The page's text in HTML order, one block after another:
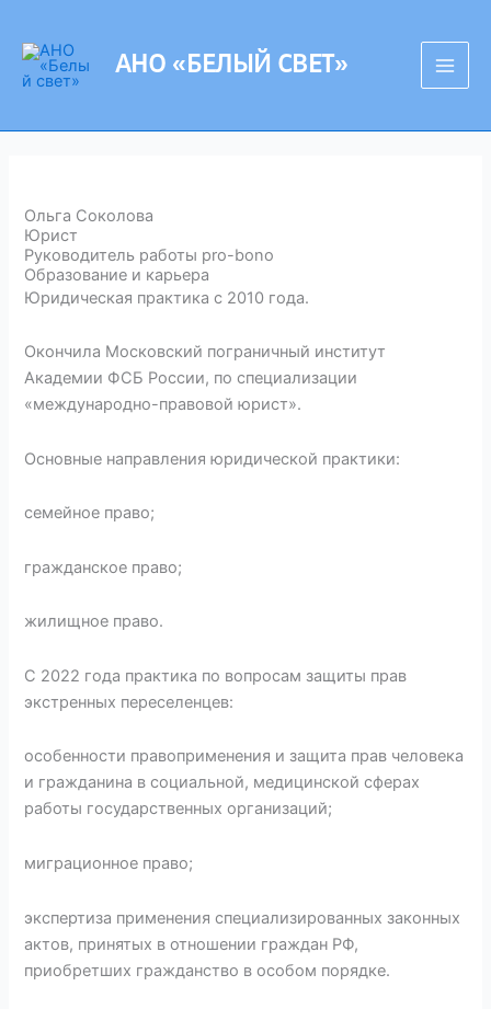
содержимому
АНО «БЕЛЫЙ СВЕТ»
Ольга Соколова
Юрист
Руководитель работы pro-bono
Образование и карьера
Юридическая практика с 2010 года.
Окончила Московский пограничный институт
Академии ФСБ России, по специализации
«международно-правовой юрист».
Основные направления юридической практики:
семейное право;
гражданское право;
жилищное право.
С 2022 года практика по вопросам защиты прав
экстренных переселенцев:
особенности правоприменения и защита прав человека
и гражданина в социальной, медицинской сферах
работы государственных организаций;
миграционное право;
экспертиза применения специализированных законных
актов, принятых в отношении граждан РФ,
приобретших гражданство в особом порядке.